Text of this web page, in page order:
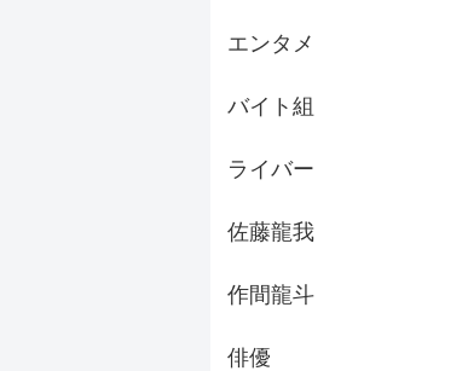
エンタメ
バイト組
ライバー
佐藤龍我
作間龍斗
俳優